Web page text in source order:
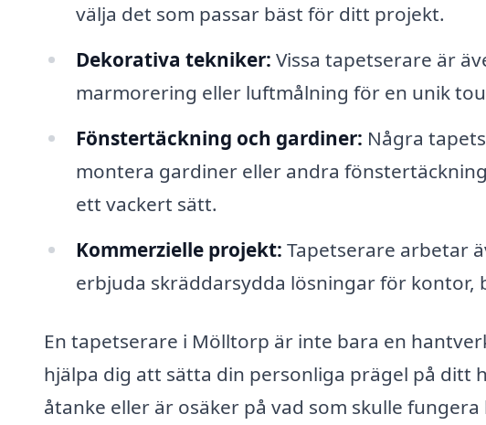
välja det som passar bäst för ditt projekt.
Dekorativa tekniker: Vissa tapetserare är
marmorering eller luftmålning för en unik
Fönstertäckning och gardiner: Några
montera gardiner eller andra
ett vackert sätt.
Kommerzielle projekt: Tapetserare arbetar
erbjuda skräddarsydda lösningar för kontor,
En tapetserare i Mölltorp är inte bara en
hjälpa dig att sätta din personliga prägel på ditt
åtanke eller är osäker på vad som skulle